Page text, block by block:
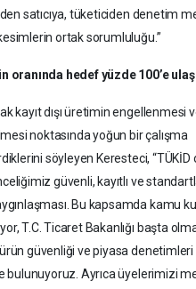
satıcıya, tüketiciden denetim
ortak sorumluluğu.”
oranında hedef yüzde 100’e
kayıt dışı üretimin engellenmesi
noktasında yoğun bir çalışma
söyleyen Keresteci, “TÜKİD
güvenli, kayıtlı ve
Bu kapsamda kamu
T.C. Ticaret Bakanlığı başta
güvenliği ve piyasa
bulunuyoruz. Ayrıca üyelerimizi